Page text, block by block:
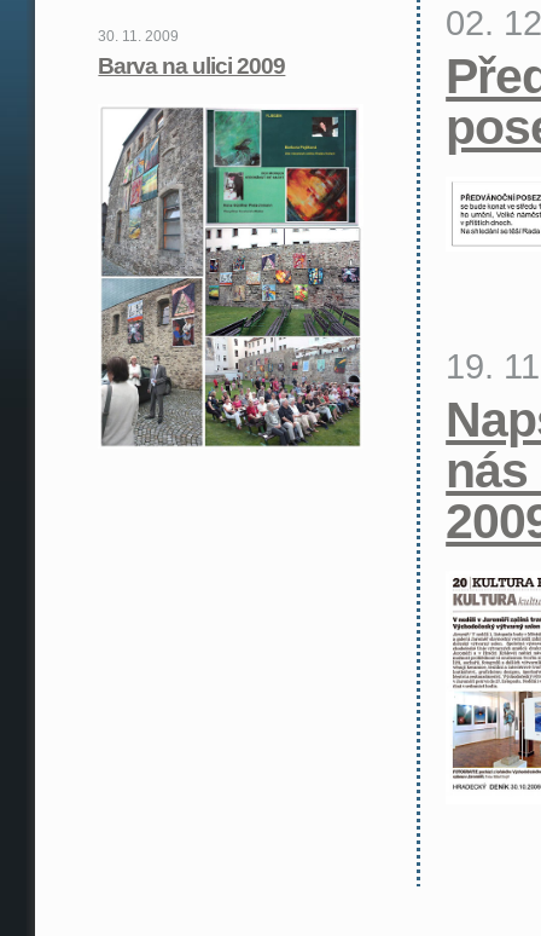
30. 11. 2009
Barva na ulici 2009
02.
19.
nás